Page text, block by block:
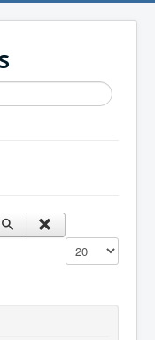
Affichage #